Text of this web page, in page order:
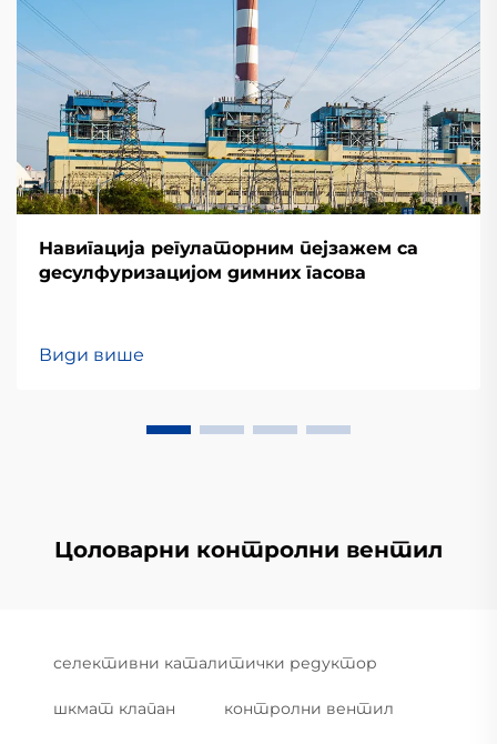
Навигација регулаторним пејзажем са
десулфуризацијом димних гасова
Види више
Цоловарни контролни вентил
селективни каталитички редуктор
шкмат клапан контролни вентил